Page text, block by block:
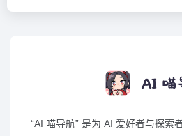
“AI 喵导航” 是为 AI 爱好者与探索